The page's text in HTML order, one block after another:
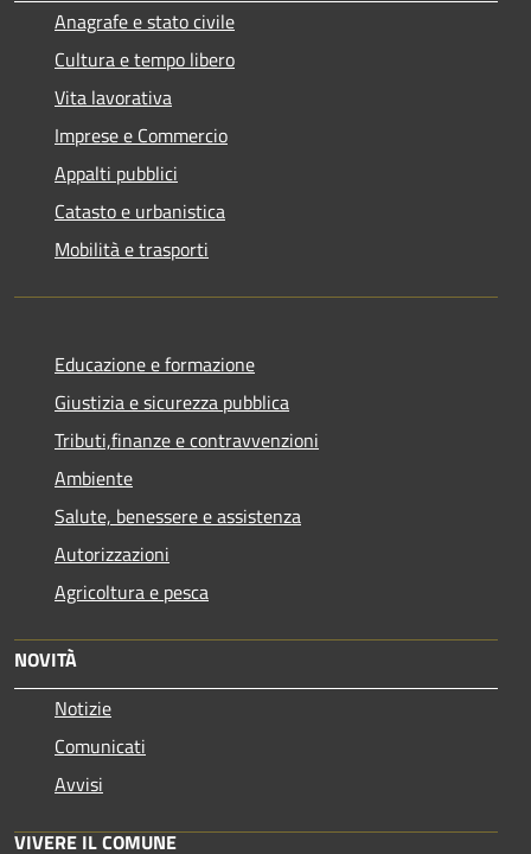
Anagrafe e stato civile
Cultura e tempo libero
Vita lavorativa
Imprese e Commercio
Appalti pubblici
Catasto e urbanistica
Mobilità e trasporti
Educazione e formazione
Giustizia e sicurezza pubblica
Tributi,finanze e contravvenzioni
Ambiente
Salute, benessere e assistenza
Autorizzazioni
Agricoltura e pesca
NOVITÀ
Notizie
Comunicati
Avvisi
VIVERE IL COMUNE